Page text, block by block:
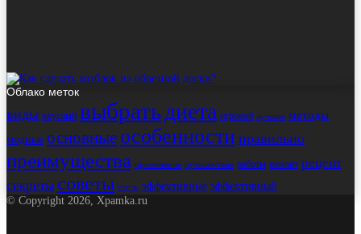
Облако меток
виды вкусный выбратьдиета игровой лучшие методы
модные основные особенности правильно
преимущества применение путешествие работы ремонт рецепт
секреты советы стиль эффективные эффективный
© Copyright 2026, Xpamka.ru